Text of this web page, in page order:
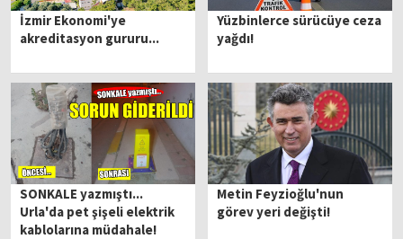
İzmir Ekonomi'ye
akreditasyon gururu...
Yüzbinlerce sürücüye ceza
yağdı!
SONKALE yazmıştı...
Urla'da pet şişeli elektrik
kablolarına müdahale!
Metin Feyzioğlu'nun
görev yeri değişti!